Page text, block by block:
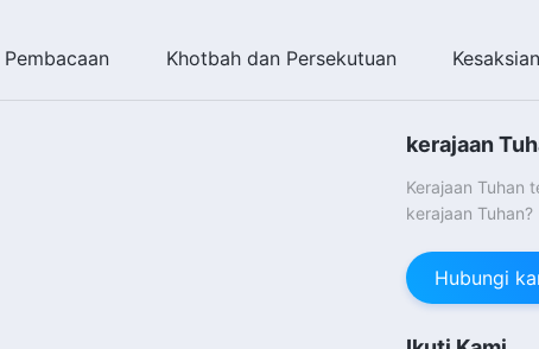
Pembacaan Khotbah dan Persekutuan Kesaksian
kerajaan
Kerajaan Tuhan
kerajaan Tuhan?
Hubungi